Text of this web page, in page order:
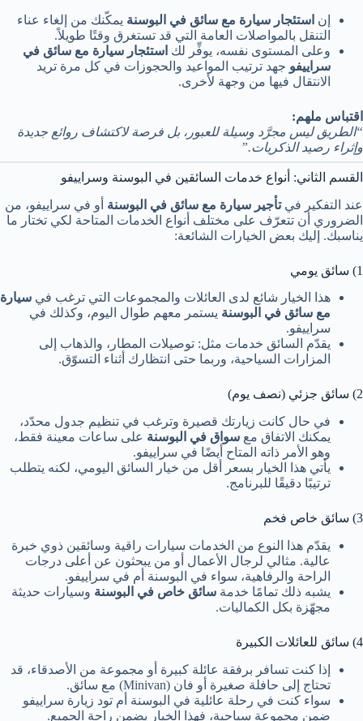
إن استئجار سيارة مع سائق في البوسنة يمكّنك من إلغاء عناء
التنقل بالمواصلات العامة التي قد تستغرق وقتًا طويلاً.
وعلى المستوى نفسه، يوفِّر لك استئجار سيارة مع سائق في
سراييفو جهد ترتيب المواعيد والحجوزات في كل مرة تريد
الانتقال فيها من وجهة لأخرى.
اقتباس ملهم:
“الطريق ليس مجرَّد وسيلة للعبور، بل فرصة لاكتشاف روائع جديدة
وإثراء رصيد الذكريات.”
القسم الثاني: أنواع خدمات السائقين في البوسنة وسراييفو
عند التفكير فيتأجير سيارة مع سائق في البوسنة أو في سراييفو، من
الضروري أن تتعرّف على مختلف أنواع الخدمات المتاحة لكي تختار ما
يناسبك. إليك بعض الخيارات الشائعة:
1) سائق يومي
هذا الخيار شائع لدى العائلات والمجموعات التي ترغب في سيارة
مع سائق في البوسنة يستمر معهم طوال اليوم، وكذلك في
سراييفو.
يقدّم السائق خدمات مثل: توصيلات المطار، والذهاب إلى
المزارات السياحية، وربما حتى انتظارك أثناء التسوّق.
2) سائق جزئي (نصف يوم)
في حال كانت زيارتك قصيرة وترغب في تنظيم جدول محدّد،
يمكنك الاتفاق مع سواق في البوسنة على ساعات معينة فقط،
وهو الأمر ذاته المتاح أيضًا في سراييفو.
يأتي هذا الخيار بسعر أقل من خيار السائق اليومي، لكنه يتطلب
ترتيبًا دقيقًا للبرنامج.
3) سائق خاص فخم
يقدّم هذا النوع من الخدمات سيارات راقية وسائقين ذوي خبرة
عالية. مثالي لرجال الأعمال أو من يبحثون عن أعلى درجات
الراحة والرفاهية، سواء في البوسنة أم في سراييفو.
يشبه ذلك تمامًا خدمة سائق خاص في البوسنة وسيارات حديثة
مجهّزة بكل الكماليات.
4) سائق للعائلات الكبيرة
إذا كنت تسافر برفقة عائلة كبيرة أو مجموعة من الأصدقاء، قد
تحتاج إلى حافلة صغيرة أو فان (Minivan) مع سائق.
سواء كنت في رحلة عائلية في البوسنة أم تود زيارة سراييفو
ضمن مجموعة سياحية، فهذا الخيار يضمن راحة الجميع.